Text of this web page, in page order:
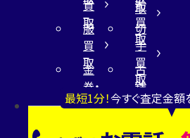
最短1分！今すぐ査定金額
取
買
取
布
買
取
服
買
取
切
手
買
取
金
券・
チケ
古
銭
買
カメ
スマ